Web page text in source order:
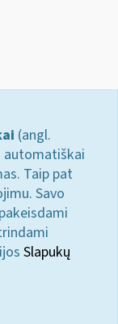
(angl.
automatiškai
Taip pat
Savo
Slapukų